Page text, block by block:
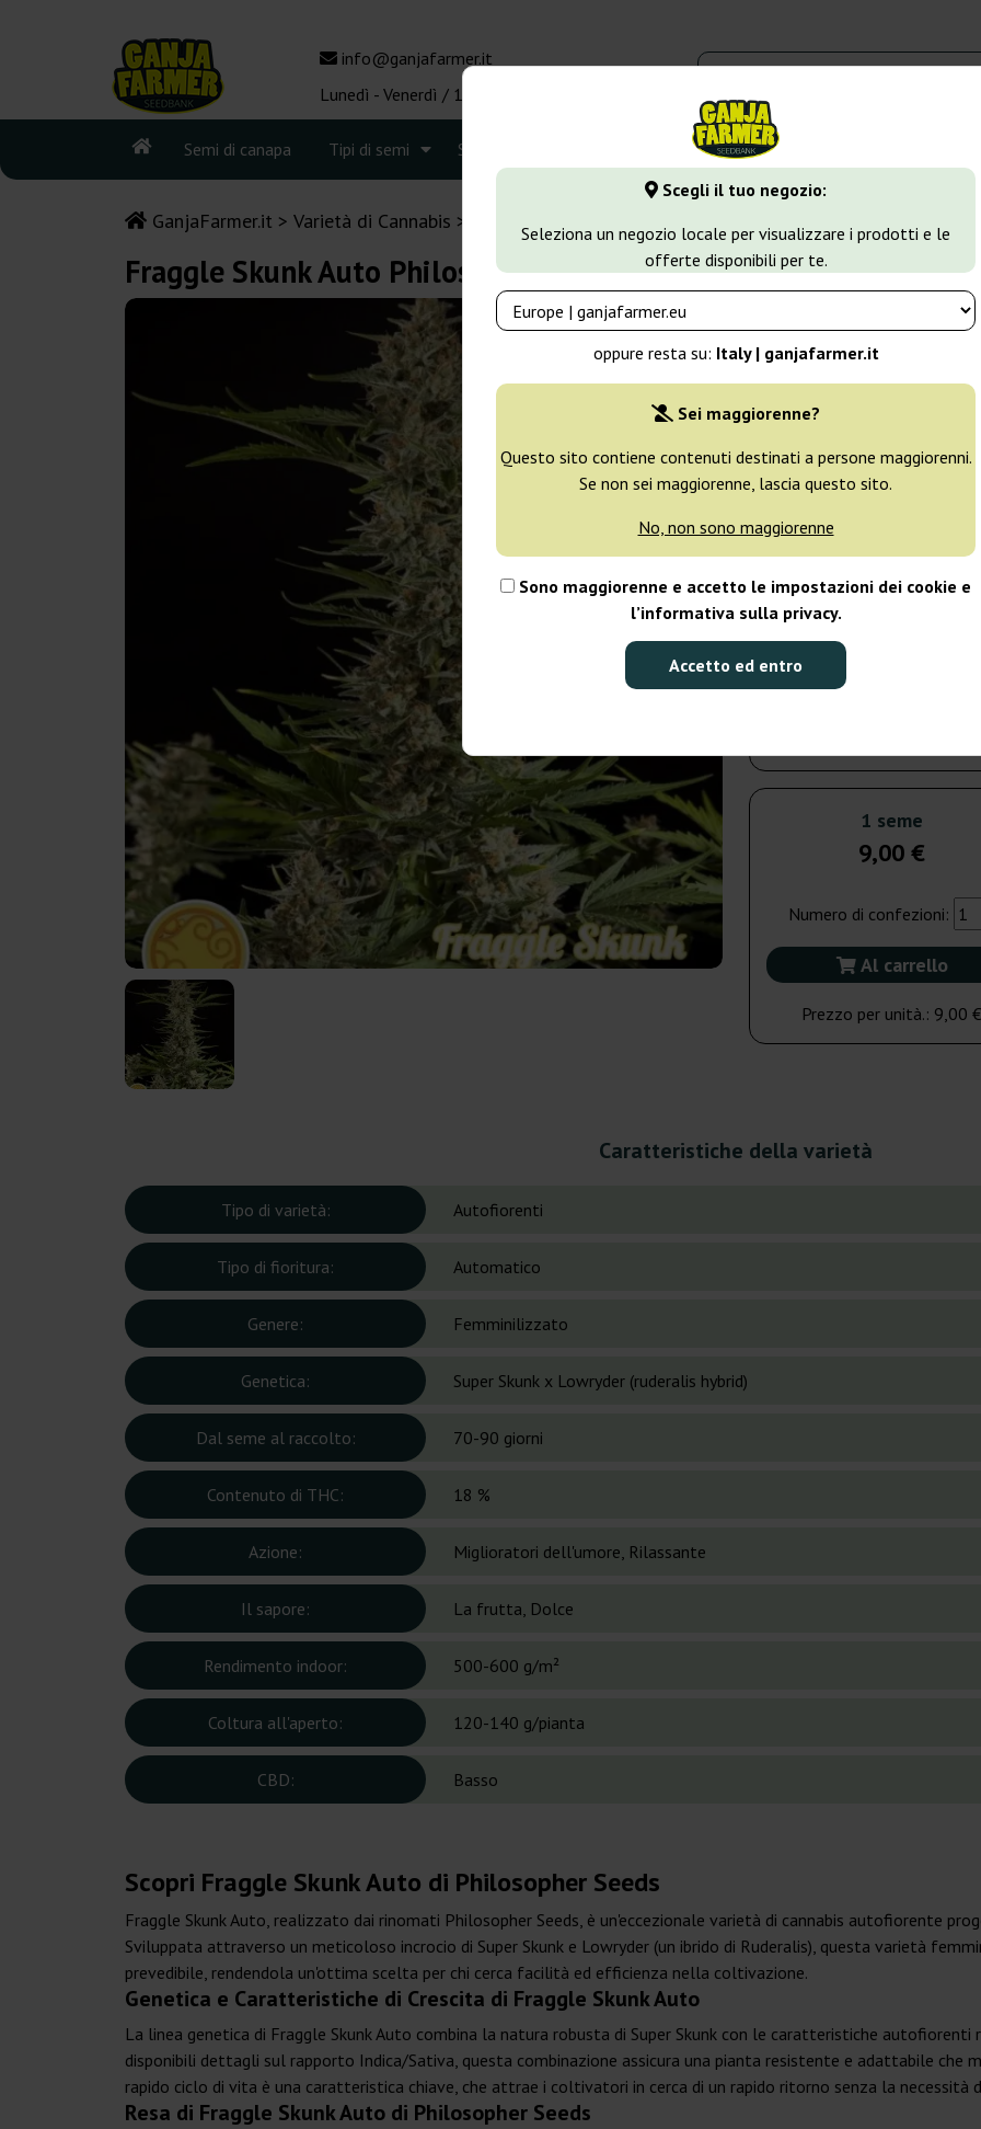
Scegli il tuo negozio:
Seleziona un negozio locale per visualizzare i prodotti e le
offerte disponibili per te.
oppure resta su: Italy | ganjafarmer.it
Sei maggiorenne?
Questo sito contiene contenuti destinati a persone maggiorenni.
Se non sei maggiorenne, lascia questo sito.
No, non sono maggiorenne
Sono maggiorenne e accetto le impostazioni dei cookie e
l’informativa sulla privacy.
Accetto ed entro
info@ganjafarmer.it
Lunedì - Venerdì / 10:00 - 16:00
Semi di canapa Tipi di semi Seedbank Tipi di marijuana Altro
GanjaFarmer.it Varietà di Cannabis
Fraggle Skunk Auto Philosopher Seeds
Philosopher Seeds
1 seme
Spedito in 3-7
3 semi
Spedito in 3-7
giorni
1 seme
9,00 €
Numero di confezioni:
Al carrello
Prezzo per unità.: 9,00 €
Caratteristiche della varietà
Tipo di varietà: Autofiorenti
Tipo di fioritura: Automatico
Genere: Femminilizzato
Genetica: Super Skunk x Lowryder (ruderalis hybrid)
Dal seme al raccolto: 70-90 giorni
Contenuto di THC: 18 %
Azione: Miglioratori dell'umore, Rilassante
Il sapore: La frutta, Dolce
Rendimento indoor: 500-600 g/m²
Coltura all'aperto: 120-140 g/pianta
CBD: Basso
Scopri Fraggle Skunk Auto di Philosopher Seeds
Fraggle Skunk Auto, realizzato dai rinomati Philosopher Seeds, è un'eccezionale varietà di cannabis autofiorente
Sviluppata attraverso un meticoloso incrocio di Super Skunk e Lowryder (un ibrido di Ruderalis), questa varietà
prevedibile, rendendola un'ottima scelta per chi cerca facilità ed efficienza nella coltivazione.
Genetica e Caratteristiche di Crescita di Fraggle Skunk Auto
La linea genetica di Fraggle Skunk Auto combina la natura robusta di Super Skunk con le caratteristiche autofiorenti
disponibili dettagli sul rapporto Indica/Sativa, questa combinazione assicura una pianta resistente e adattabile che
rapido ciclo di vita è una caratteristica chiave, che attrae i coltivatori in cerca di un rapido ritorno senza la necessità
Resa di Fraggle Skunk Auto di Philosopher Seeds